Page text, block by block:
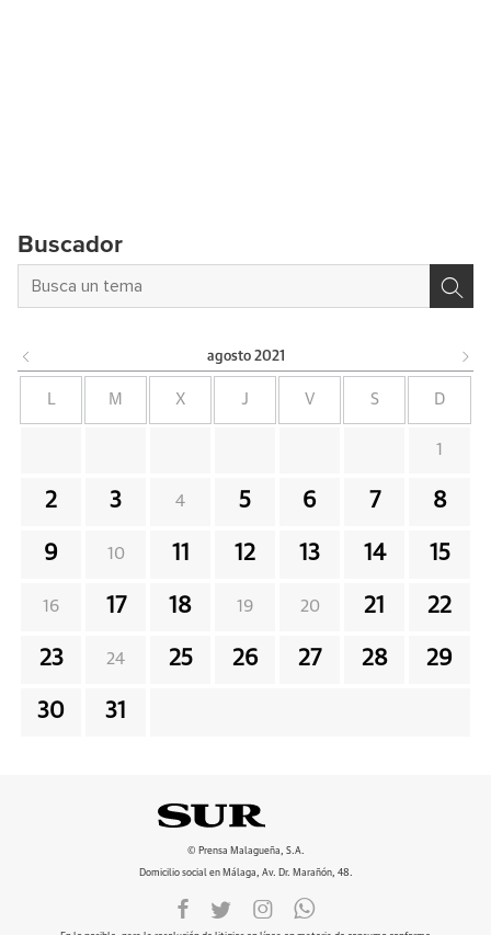
Buscador
agosto 2021
M X J V S D
1
2 3 4 5 6 7 8
9 10 11 12 13 14 15
16 17 18 19 20 21 22
23 24 25 26 27 28 29
30 31
© Prensa Malagueña, S.A.
Domicilio social en Málaga, Av. Dr. Marañón, 48.